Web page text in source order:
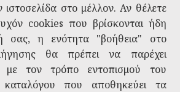
ιστοσελίδα στο μέλλον. Αν θέλετε
cookies που βρίσκονται ήδη
σας, η ενότητα "βοήθεια" στο
θα πρέπει να παρέχει
με τον τρόπο εντοπισμού του
που αποθηκεύει τα